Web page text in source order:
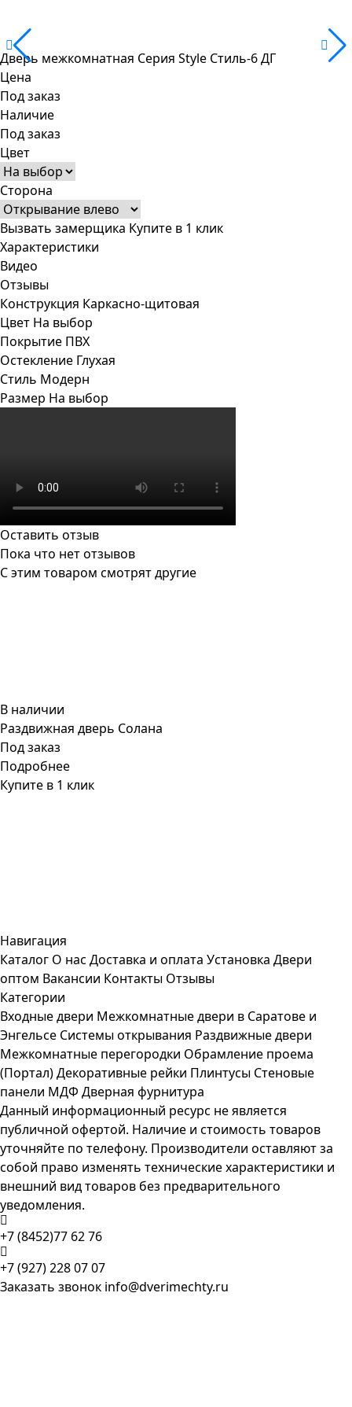
Дверь межкомнатная Серия Style Стиль-6 ДГ
Цена
Под заказ
Наличие
Под заказ
Цвет
Сторона
Вызвать замерщика Купите в 1 клик
Характеристики
Видео
Отзывы
Конструкция Каркасно-щитовая
Цвет На выбор
Покрытие ПВХ
Остекление Глухая
Стиль Модерн
Размер На выбор
Оставить отзыв
Пока что нет отзывов
С этим товаром смотрят другие
В наличии
Раздвижная дверь Солана
Под заказ
Подробнее
Купите в 1 клик
Навигация
Каталог О нас Доставка и оплата Установка Двери
оптом Вакансии Контакты Отзывы
Категории
Входные двери Межкомнатные двери в Саратове и
Энгельсе Системы открывания Раздвижные двери
Межкомнатные перегородки Обрамление проема
(Портал)Декоративные рейки Плинтусы Стеновые
панели МДФ Дверная фурнитура
Данный информационный ресурс не является
публичной офертой. Наличие и стоимость товаров
уточняйте по телефону. Производители оставляют за
собой право изменять технические характеристики и
внешний вид товаров без предварительного
уведомления.
+7 (8452)77 62 76
+7 (927) 228 07 07
Заказать звонок info@dverimechty.ru